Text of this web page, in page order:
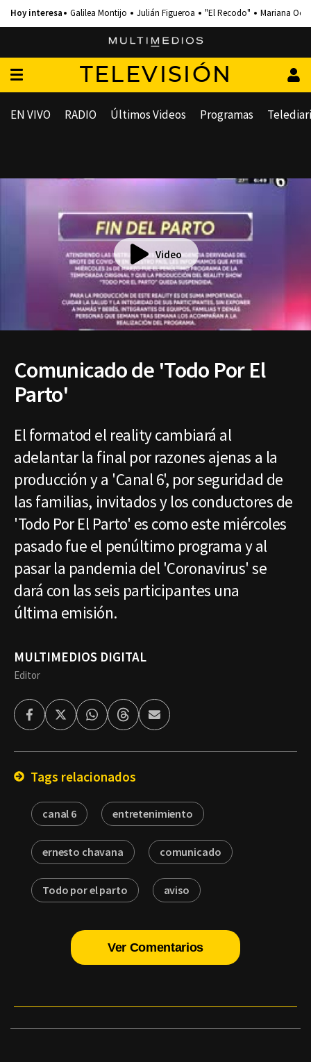
Galilea Montijo Julián Figueroa "El Recodo" Mariana
TELEVISIÓN
EN VIVO RADIO Últimos Videos Programas
Video
Comunicado de 'Todo Por El
Parto'
El formatod el reality cambiará al
adelantar la final por razones ajenas a la
producción y a 'Canal 6', por seguridad de
las familias, invitados y los conductores de
'Todo Por El Parto' es como este miércoles
pasado fue el penúltimo programa y al
pasar la pandemia del 'Coronavirus' se
dará con las seis participantes una
última emisión.
MULTIMEDIOS DIGITAL
Editor
FacebookTwitterWhatsappThreadsEnviar
por
Tags relacionados
canal 6 entretenimiento
ernesto chavana comunicado
Todo por el parto aviso
Ver Comentarios